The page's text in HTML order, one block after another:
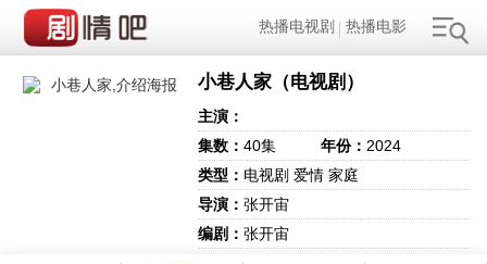
热播电视剧 热播电影
小巷人家（电视剧）
主演：
集数：40集 年份： 2024
类型： 电视剧 爱情 家庭
导演：张开宙
编剧：张开宙